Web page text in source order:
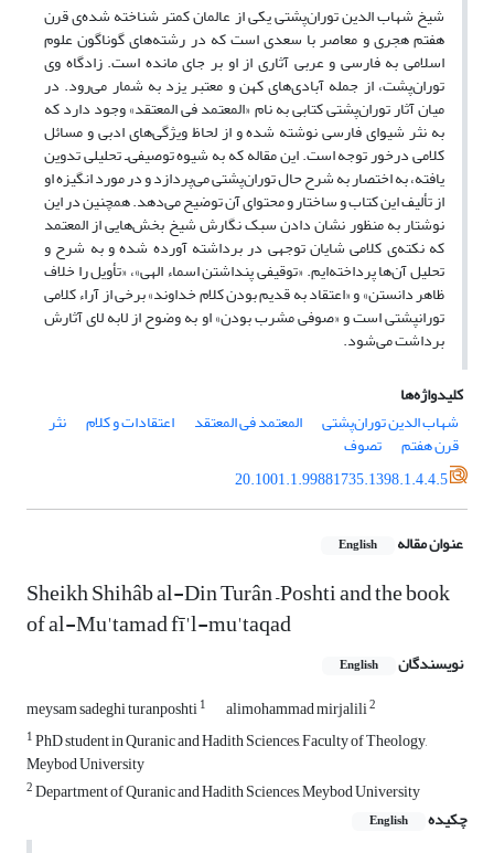
شیخ شهاب الدین توران‌پشتی یکی از عالمان کمتر شناخته شده‌ی قرن
هفتم هجری و معاصر با سعدی است که در رشته‌های گوناگون علوم
اسلامی به فارسی و عربی آثاری از او بر جای مانده است. زادگاه وی
توران‌پشت، از جمله آبادی‌های کهن و معتبر یزد به شمار می‌رود. در
میان آثار توران‌پشتی کتابی به نام «المعتمد فی المعتقد» وجود دارد که
به نثر شیوای فارسی نوشته شده و از لحاظ ویژگی‌های ادبی و مسائل
کلامی درخور توجه است. این مقاله که به شیوه توصیفی‌ـ تحلیلی تدوین
یافته، به اختصار به شرح حال توران‌پشتی می‌پردازد و در مورد انگیزه‌ او
از تألیف این کتاب و ساختار و محتوای آن توضیح می‌دهد. همچنین در این
نوشتار به منظور نشان دادن سبک نگارش شیخ بخش‌هایی از المعتمد
که نکته‌ی کلامی شایان توجهی در برداشته آورده شده و به شرح و
تحلیل آن‌ها پرداخته‌ایم. «توقیفی پنداشتن اسماء الهی»، «تأویل را خلاف
ظاهر دانستن» و «اعتقاد به قدیم بودن کلام خداوند» برخی از آراء کلامی
تورانپشتی است و «صوفی مشرب بودن» او به وضوح از لابه لای آثارش
برداشت می‌شود.
کلیدواژه‌ها
شهاب الدین توران‌پشتی
المعتمد فی المعتقد اعتقادات و کلام نثر
قرن هفتم
تصوف
20.1001.1.99881735.1398.1.4.4.5
عنوان مقاله English
Sheikh Shihâb al-Din Turân –Poshti and the book
of al-Mu'tamad fī'l-mu'taqad
نویسندگان English
meysam sadeghi turanposhti1 alimohammad mirjalili2
1PhD student in Quranic and Hadith Sciences, Faculty of Theology,
Meybod University
2Department of Quranic and Hadith Sciences, Meybod University
چکیده
English